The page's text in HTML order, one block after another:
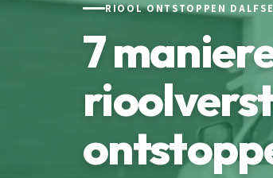
RIOOL ONTSTOPPEN
7